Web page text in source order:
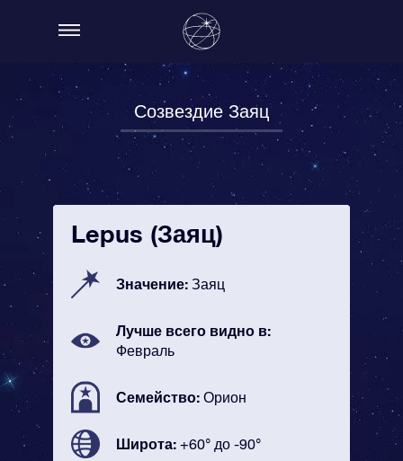
Созвездие Заяц
Lepus (Заяц)
Значение: Заяц
Лучше всего видно в:
Февраль
Семейство: Орион
Широта: +60° до -90°